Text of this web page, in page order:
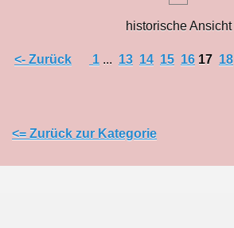
historische Ansicht
<- Zurück 1 ... 13 14 15 16 17 18
<= Zurück zur Kategorie